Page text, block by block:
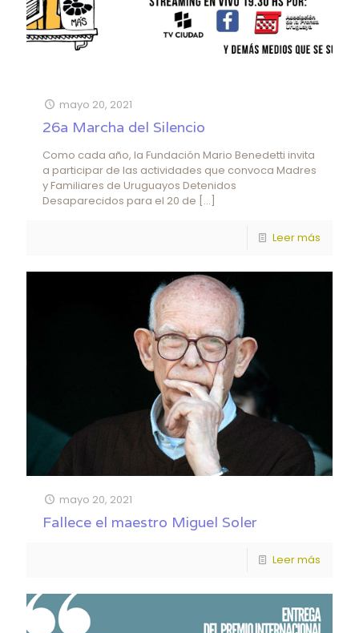
mayo 20, 2021
26a Marcha del Silencio
Como cada año, la Fundación Mario Benedetti invita
a participar de las actividades que convoca Madres
y Familiares de Uruguayos Detenidos
Desaparecidos para el 20 de […]
Leer más
mayo 20, 2021
Fallece el maestro Miguel Soler
Leer más